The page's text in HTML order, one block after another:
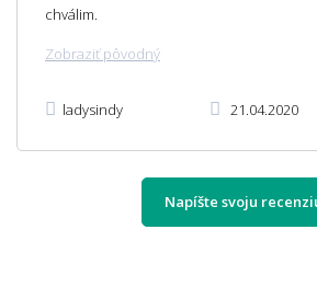
chválim.
Zobraziť pôvodný
ladysindy 21.04.2020
Napíšte svoju